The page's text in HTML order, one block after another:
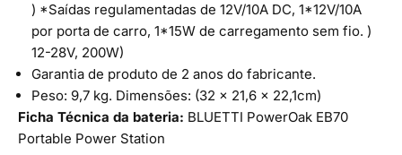
) *Saídas regulamentadas de 12V/10A DC, 1*12V/10A
por porta de carro, 1*15W de carregamento sem fio. )
12-28V, 200W)
Garantia de produto de 2 anos do fabricante.
Peso: 9,7 kg. Dimensões: (32 x 21,6 x 22,1cm)
Ficha Técnica da bateria: BLUETTI PowerOak EB70
Portable Power Station